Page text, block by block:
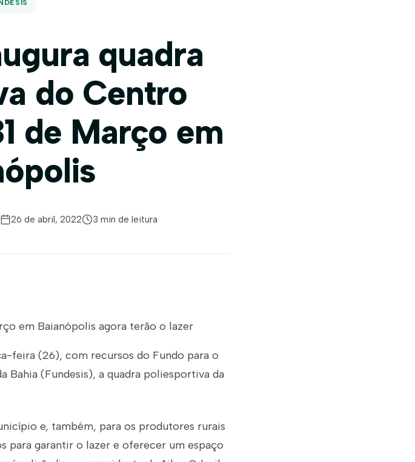
quadra
do Centro
de Março em
26 de abril, 2022 3 min de leitura
em Baianópolis agora terão o lazer
feira (26), com recursos do Fundo para o
Bahia (Fundesis), a quadra poliesportiva da
e, também, para os produtores rurais
para garantir o lazer e oferecer um espaço